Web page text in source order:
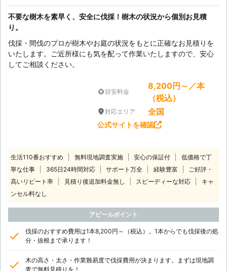
不要な樹木を素早く、安全に伐採！樹木の状況から個別お見積
り。
伐採・間伐のプロが樹木やお庭の状況をもとに正確なお見積りを
いたします。ご近所様にも気を配って作業いたしますので、安心
してご相談ください。
目安料金
8,200円～／本
（税込）
対応エリア 全国
公式サイトを確認
生活110番おすすめ 無料現地調査実施 安心の保証付
低価格で丁
寧な仕事
365日24時間対応 サポート万全 経験豊富
ご好評・
高いリピート率
見積り後追加料金無し スピーディーな対応
キャ
ンセル料なし
アピールポイント
伐採のおすすめ費用は1本8,200円～（税込）。1本からでも伐採後の処
分・抜根まで承ります！
木の高さ・太さ・作業難易度で伐採費用が決まります。まずは現地調
査で無料見積りを！